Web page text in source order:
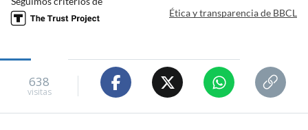
Ética y transparencia de BBCL
638
visitas